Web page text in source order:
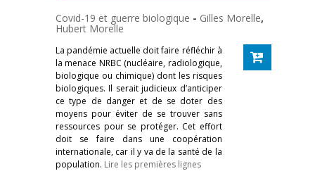
Covid-19 et guerre biologique - Gilles Morelle,
Hubert Morelle
La pandémie actuelle doit faire réfléchir à
la menace NRBC (nucléaire, radiologique,
biologique ou chimique) dont les risques
biologiques. Il serait judicieux d’anticiper
ce type de danger et de se doter des
moyens pour éviter de se trouver sans
ressources pour se protéger. Cet effort
doit se faire dans une coopération
internationale, car il y va de la santé de la
population. Lire les premières lignes